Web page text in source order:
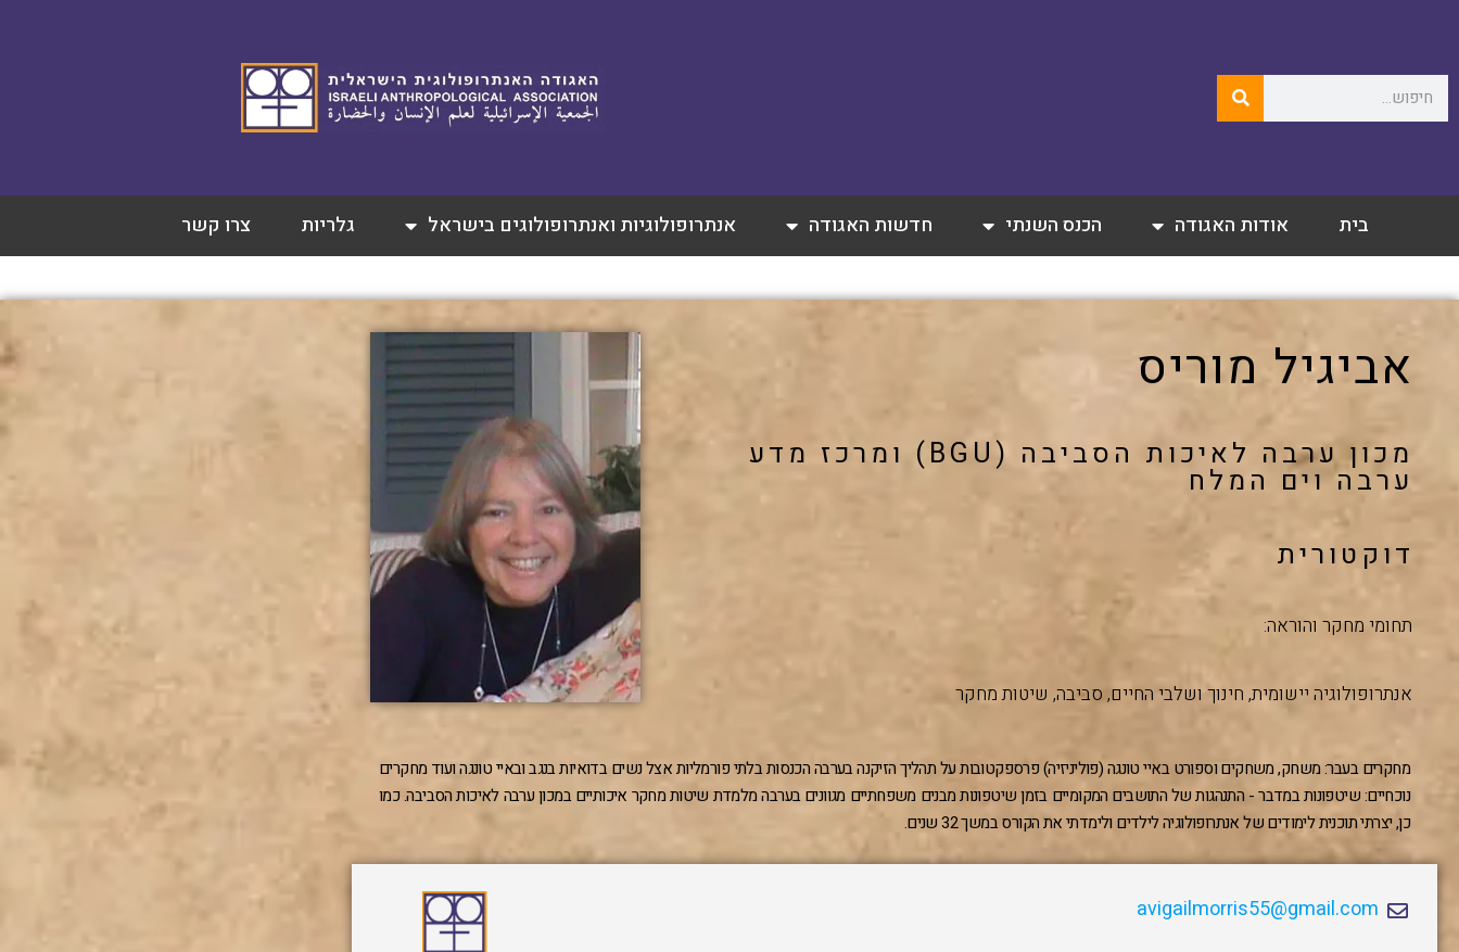
בית אודות האגודה הכנס השנתי חדשות האגודה אנתרופולוגיות ואנתרופולוגים בישראל גלריות צרו קשר
אביגיל מוריס
מכון ערבה לאיכות הסביבה (BGU) ומרכז מדע
ערבה וים המלח
דוקטורית
תחומי מחקר והוראה:
אנתרופולוגיה יישומית, חינוך ושלבי החיים, סביבה, שיטות מחקר
מחקרים בעבר: משחק, משחקים וספורט באיי טונגה (פוליניזיה) פרספקטובות על תהליך הזיקנה בערבה הכנסות בלתי פורמליות אצל נשים בדואיות בנגב ובאיי טונגה ועוד מחקרים
נוכחיים: שיטפונות במדבר - התנהגות של התושבים המקומיים בזמן שיטפונות מבנים משפחתיים מגוונים בערבה מלמדת שיטות מחקר איכותיים במכון ערבה לאיכות הסביבה. כמו
כן, יצרתי תוכנית לימודים של אנתרופולוגיה לילדים ולימדתי את הקורס במשך 32 שנים.
avigailmorris55@gmail.com